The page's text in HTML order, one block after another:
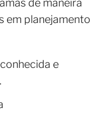
de maneira
em planejamento
e